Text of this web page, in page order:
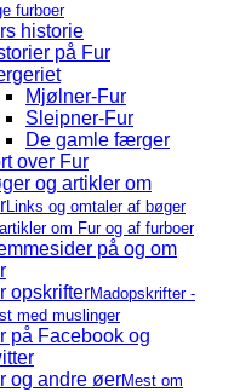
furboer
historie
på Fur
Mjølner-Fur
Sleipner-Fur
De gamle færger
over Fur
og artikler om
Links og omtaler af bøger
om Fur og af furboer
på og om
opskrifterMadopskrifter -
med muslinger
på Facebook og
og andre øerMest om